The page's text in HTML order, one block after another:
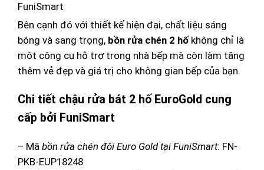
FuniSmart
Bên cạnh đó với thiết kế hiện đại, chất liệu sáng
bóng và sang trọng, bồn rửa chén 2 hố không chỉ là
một công cụ hỗ trợ trong nhà bếp mà còn làm tăng
thêm vẻ đẹp và giá trị cho không gian bếp của bạn.
Chi tiết chậu rửa bát 2 hố EuroGold cung
cấp bởi FuniSmart
– Mã bồn rửa chén đôi Euro Gold tại FuniSmart: FN-
PKB-EUP18248